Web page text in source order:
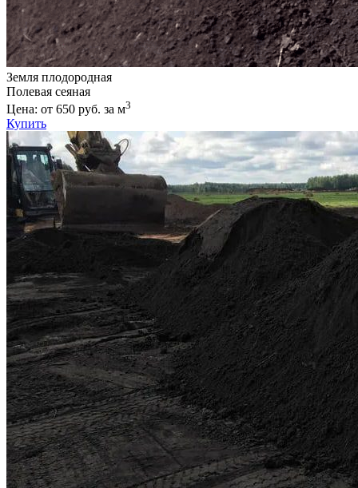
Земля плодородная
Полевая сеяная
Цена: от 650 руб. за м3
Купить